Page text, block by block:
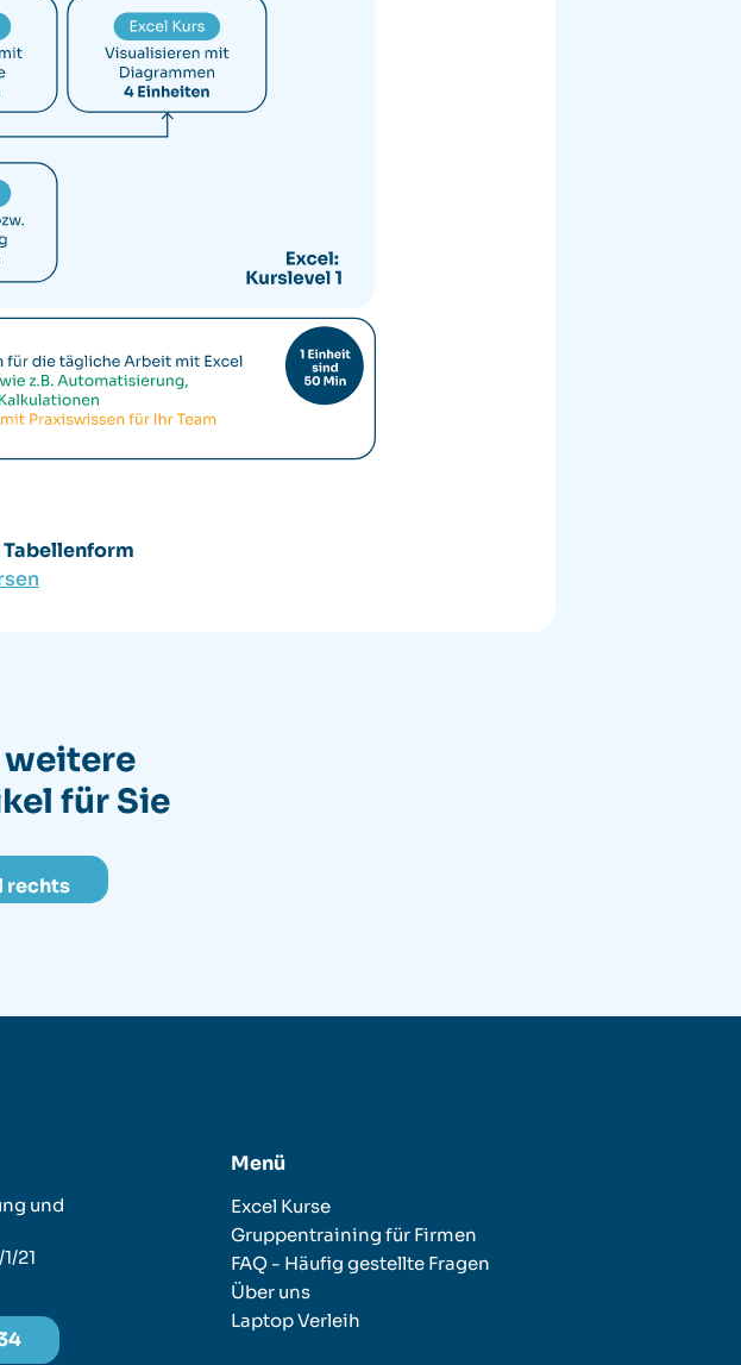
Tabellenform
weitere
für Sie
und
21
Menü
Excel Kurse
Gruppentraining für Firmen
FAQ - Häufig gestellte Fragen
Über uns
Laptop Verleih